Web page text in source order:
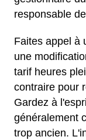
responsable
Faites appel à
une
tarif heures
contraire pour
Gardez à
généralement
trop ancien.